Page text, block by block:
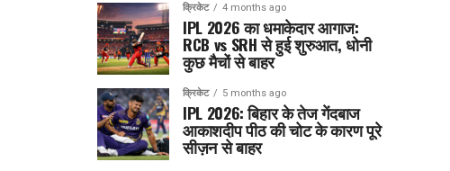
क्रिकेट 4 months ago
IPL 2026 का धमाकेदार आगाज:
RCB vs SRH से हुई शुरुआत, धोनी
कुछ मैचों से बाहर
क्रिकेट 5 months ago
IPL 2026: बिहार के तेज गेंदबाज
आकाशदीप पीठ की चोट के कारण पूरे
सीज़न से बाहर